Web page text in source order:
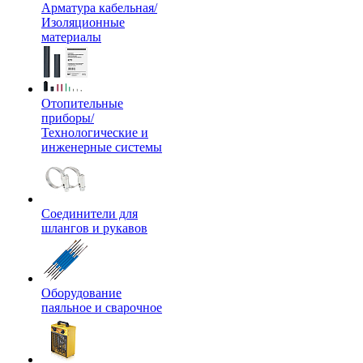
Арматура кабельная/
Изоляционные
материалы
Отопительные
приборы/
Технологические и
инженерные системы
Соединители для
шлангов и рукавов
Оборудование
паяльное и сварочное